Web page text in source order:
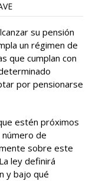
su pensión
un régimen de
que cumplan con
por pensionarse
estén próximos
de
sobre este
ley definirá
y bajo qué